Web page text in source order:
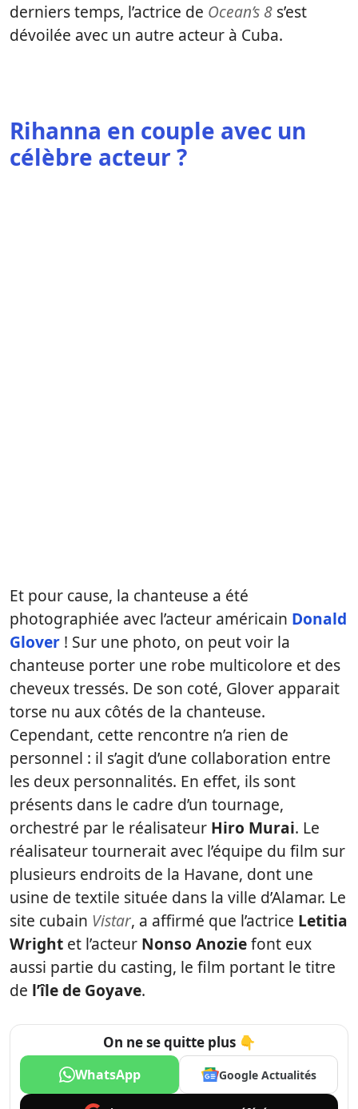
derniers temps, l’actrice de Ocean’s 8 s’est
dévoilée avec un autre acteur à Cuba.
Rihanna en couple avec un
célèbre acteur ?
Et pour cause, la chanteuse a été
photographiée avec l’acteur américain Donald
Glover ! Sur une photo, on peut voir la
chanteuse porter une robe multicolore et des
cheveux tressés. De son coté, Glover apparait
torse nu aux côtés de la chanteuse.
Cependant, cette rencontre n’a rien de
personnel : il s’agit d’une collaboration entre
les deux personnalités. En effet, ils sont
présents dans le cadre d’un tournage,
orchestré par le réalisateur Hiro Murai. Le
réalisateur tournerait avec l’équipe du film sur
plusieurs endroits de la Havane, dont une
usine de textile située dans la ville d’Alamar. Le
site cubain Vistar, a affirmé que l’actrice Letitia
Wright et l’acteur Nonso Anoziefont eux
aussi partie du casting, le film portant le titre
de l’île de Goyave.
On ne se quitte plus 👇
WhatsApp Google Actualités